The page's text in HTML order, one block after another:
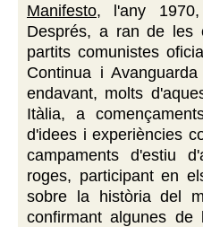
Manifesto, l'any
Després, a ran de les
partits comunistes
Continua i
endavant, molts
Itàlia, a
d'idees i experiències
campaments d'estiu
roges, participant en
sobre la història del
confirmant algunes